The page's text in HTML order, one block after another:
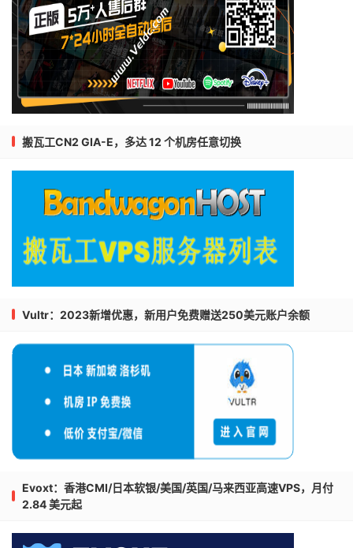
搬瓦工CN2 GIA-E，多达 12 个机房任意切换
Vultr：2023新增优惠，新用户免费赠送250美元账户余额
Evoxt：香港CMI/日本软银/美国/英国/马来西亚高速VPS，月付
2.84 美元起